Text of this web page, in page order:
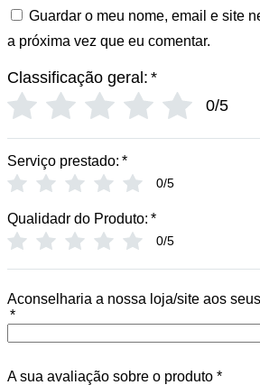
Guardar o meu nome, email e site
a próxima vez que eu comentar.
Classificação geral: *
0/5
Serviço prestado: *
0/5
Qualidadr do Produto: *
0/5
Aconselharia a nossa loja/site aos
*
A sua avaliação sobre o produto *